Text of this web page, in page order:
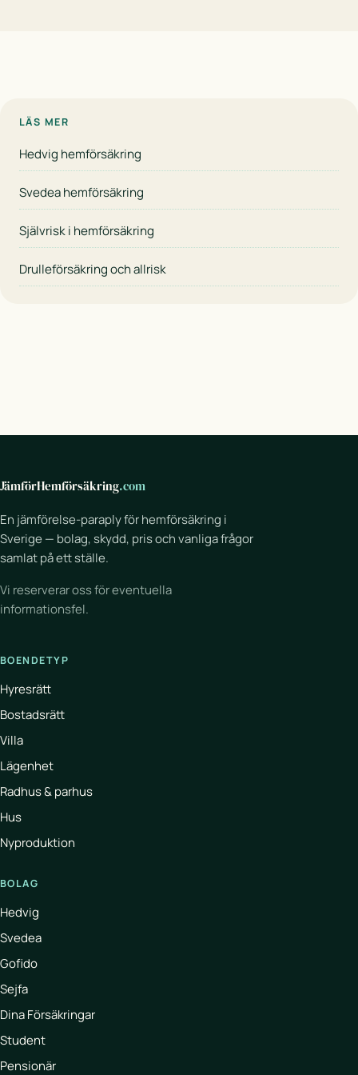
LÄS MER
Hedvig hemförsäkring
Svedea hemförsäkring
Självrisk i hemförsäkring
Drulleförsäkring och allrisk
JämförHemförsäkring.com
En jämförelse-paraply för hemförsäkring i
Sverige — bolag, skydd, pris och vanliga frågor
samlat på ett ställe.
Vi reserverar oss för eventuella
informationsfel.
BOENDETYP
Hyresrätt
Bostadsrätt
Villa
Lägenhet
Radhus & parhus
Hus
Nyproduktion
BOLAG
Hedvig
Svedea
Gofido
Sejfa
Dina Försäkringar
Student
Pensionär